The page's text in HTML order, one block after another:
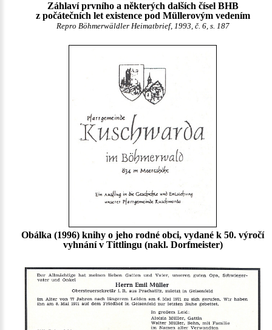
Záhlaví prvního a některých dalších čísel BHB
z počátečních let existence pod Müllerovým vedením
Repro Böhmerwäldler Heimatbrief, 1993, č. 6, s. 187
Obálka (1996) knihy o jeho rodné obci, vydané k 50. výročí
vyhnání v Tittlingu (nakl. Dorfmeister)